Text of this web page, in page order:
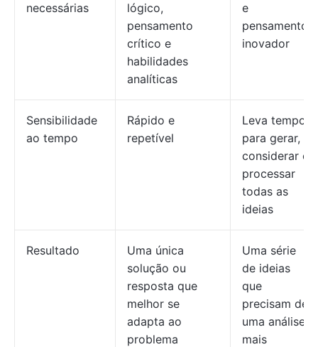
necessárias
lógico,
pensamento
crítico e
habilidades
analíticas
e
pensamento
inovador
Sensibilidade
ao tempo
Rápido e
repetível
Leva tempo
para gerar,
considerar e
processar
todas as
ideias
Resultado
Uma única
solução ou
resposta que
melhor se
adapta ao
problema
Uma série
de ideias
que
precisam de
uma análise
mais